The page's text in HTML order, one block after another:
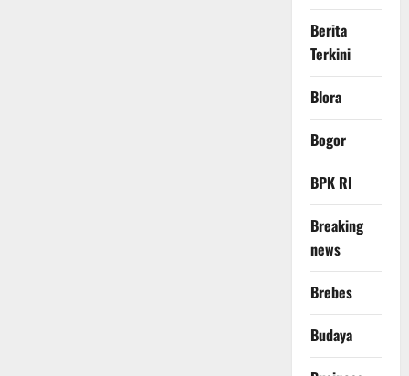
Berita
Terkini
Blora
Bogor
BPK RI
Breaking
news
Brebes
Budaya